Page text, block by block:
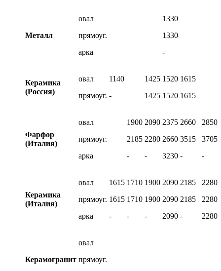
Металл
овал
прямоуг.
арка
1330
1330
-
Керамика
(Россия)
овал
прямоуг.
1140
-
1425
1425
1520
1520
1615
1615
Фарфор
(Италия)
овал
прямоуг.
арка
1900
2185
-
2090
2280
-
2375
2660
3230
2660
3515
-
2850
3705
-
Керамика
(Италия)
овал
прямоуг.
арка
1615
1615
-
1710
1710
-
1900
1900
-
2090
2090
2090
2185
2185
-
2280
2280
2280
Керамогранит
овал
прямоуг.